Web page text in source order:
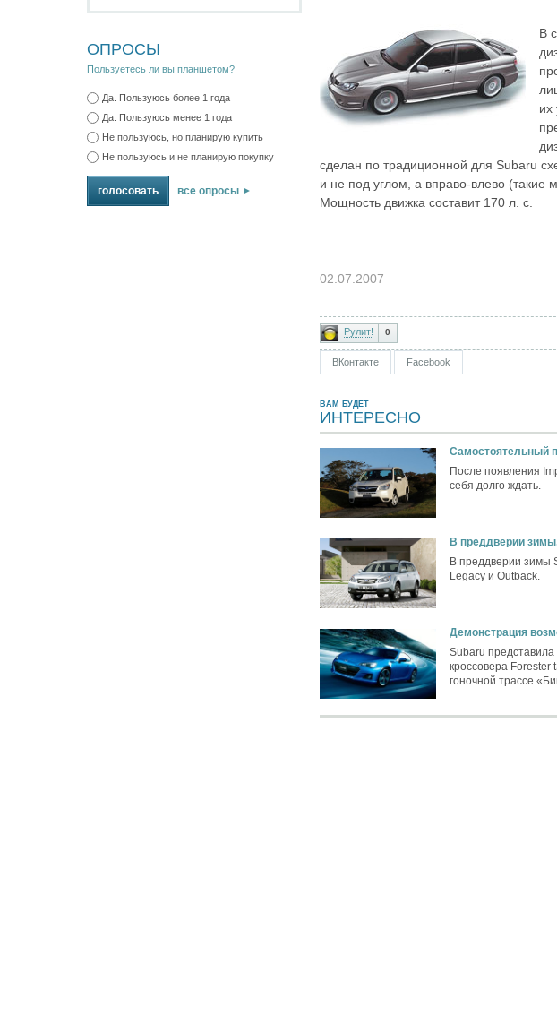
ОПРОСЫ
Пользуетесь ли вы планшетом?
Да. Пользуюсь более 1 года
Да. Пользуюсь менее 1 года
Не пользуюсь, но планирую купить
Не пользуюсь и не планирую покупку
все опросы
В
их
сделан по традиционной для Subaru
и не под углом, а вправо-влево
Мощность движка составит 170 л. с.
02.07.2007
Рулит! 0
ВКонтакте Facebook
ВАМ БУДЕТ
ИНТЕРЕСНО
Самостоятельный
После появления
себя долго ждать.
В преддверии
В преддверии зимы
Legacy и Outback.
Демонстрация
Subaru
кроссовера Forester
гоночной трассе